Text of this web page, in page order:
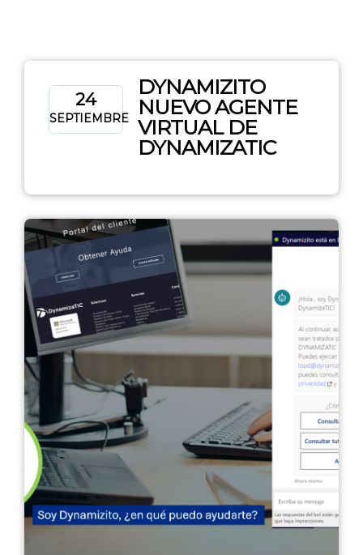
24
SEPTIEMBRE
DYNAMIZITO
NUEVO AGENTE
VIRTUAL DE
DYNAMIZATIC